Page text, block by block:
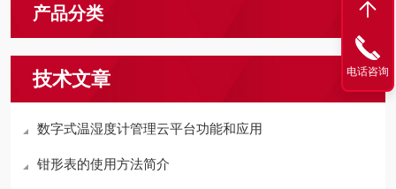
产品分类
技术文章
数字式温湿度计管理云平台功能和应用
钳形表的使用方法简介
电话咨询